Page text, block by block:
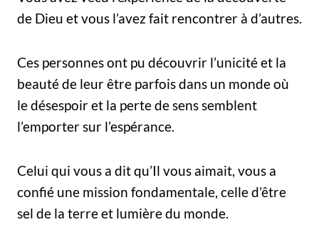
de Dieu et vous l’avez fait rencontrer à d’autres.
Ces personnes ont pu découvrir l’unicité et la
beauté de leur être parfois dans un monde où
le désespoir et la perte de sens semblent
l’emporter sur l’espérance.
Celui qui vous a dit qu’Il vous aimait, vous a
confié une mission fondamentale, celle d’être
sel de la terre et lumière du monde.